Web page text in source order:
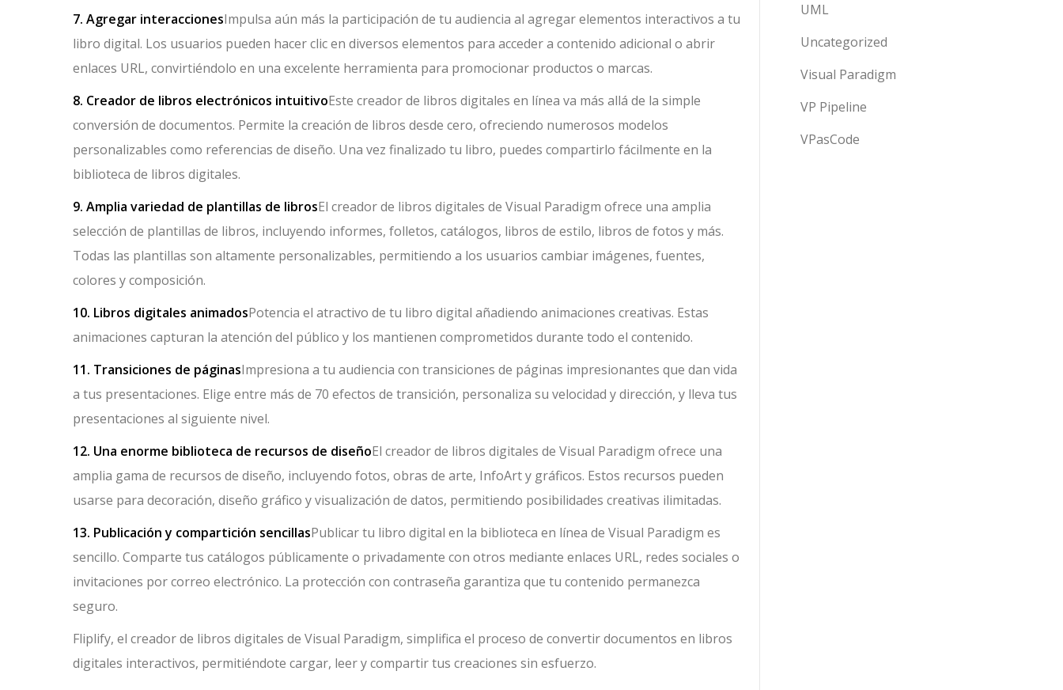
7. Agregar interaccionesImpulsa aún más la participación de tu audiencia al agregar elementos interactivos a tu
libro digital. Los usuarios pueden hacer clic en diversos elementos para acceder a contenido adicional o abrir
enlaces URL, convirtiéndolo en una excelente herramienta para promocionar productos o marcas.
8. Creador de libros electrónicos intuitivoEste creador de libros digitales en línea va más allá de la simple
conversión de documentos. Permite la creación de libros desde cero, ofreciendo numerosos modelos
personalizables como referencias de diseño. Una vez finalizado tu libro, puedes compartirlo fácilmente en la
biblioteca de libros digitales.
9. Amplia variedad de plantillas de librosEl creador de libros digitales de Visual Paradigm ofrece una amplia
selección de plantillas de libros, incluyendo informes, folletos, catálogos, libros de estilo, libros de fotos y más.
Todas las plantillas son altamente personalizables, permitiendo a los usuarios cambiar imágenes, fuentes,
colores y composición.
10. Libros digitales animadosPotencia el atractivo de tu libro digital añadiendo animaciones creativas. Estas
animaciones capturan la atención del público y los mantienen comprometidos durante todo el contenido.
11. Transiciones de páginasImpresiona a tu audiencia con transiciones de páginas impresionantes que dan vida
a tus presentaciones. Elige entre más de 70 efectos de transición, personaliza su velocidad y dirección, y lleva tus
presentaciones al siguiente nivel.
12. Una enorme biblioteca de recursos de diseñoEl creador de libros digitales de Visual Paradigm ofrece una
amplia gama de recursos de diseño, incluyendo fotos, obras de arte, InfoArt y gráficos. Estos recursos pueden
usarse para decoración, diseño gráfico y visualización de datos, permitiendo posibilidades creativas ilimitadas.
13. Publicación y compartición sencillasPublicar tu libro digital en la biblioteca en línea de Visual Paradigm es
sencillo. Comparte tus catálogos públicamente o privadamente con otros mediante enlaces URL, redes sociales o
invitaciones por correo electrónico. La protección con contraseña garantiza que tu contenido permanezca
seguro.
Fliplify, el creador de libros digitales de Visual Paradigm, simplifica el proceso de convertir documentos en libros
digitales interactivos, permitiéndote cargar, leer y compartir tus creaciones sin esfuerzo.
UML
Uncategorized
Visual Paradigm
VP Pipeline
VPasCode